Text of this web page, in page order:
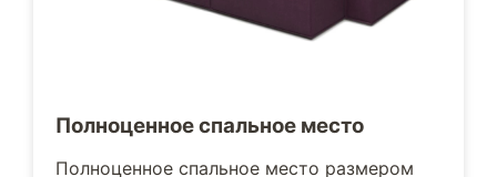
Полноценное спальное место
Полноценное спальное место размером